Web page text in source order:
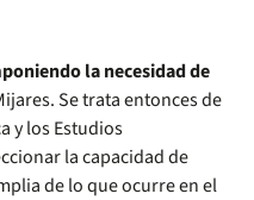
la necesidad de
Se trata entonces de
y los Estudios
la capacidad de
de lo que ocurre en el